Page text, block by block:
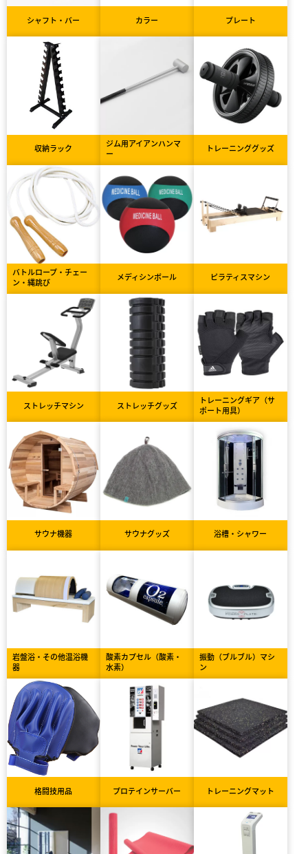
シャフト・バー カラー プレート
収納ラック
ジム用アイアンハンマ
ー
トレーニンググッズ
バトルロープ・チェー
ン・縄跳び
メディシンボール ピラティスマシン
ストレッチマシン ストレッチグッズ
トレーニングギア（サ
ポート用具）
サウナ機器 サウナグッズ 浴槽・シャワー
岩盤浴・その他温浴機
器
酸素カプセル（酸素・
水素）
振動（ブルブル）マシ
ン
格闘技用品 プロテインサーバー トレーニングマット